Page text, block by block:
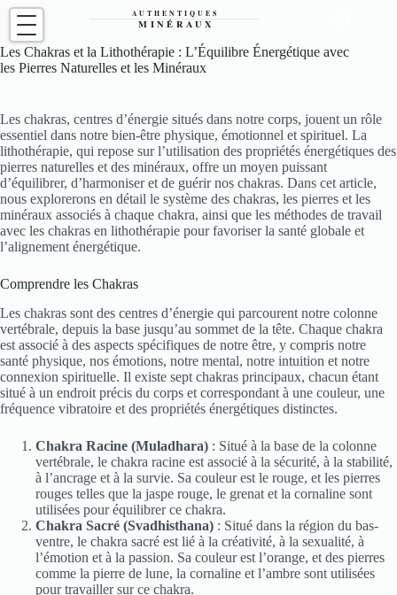
Passer
contenu
Les Chakras et la Lithothérapie : L’Équilibre Énergétique avec
les Pierres Naturelles et les Minéraux
Les chakras, centres d’énergie situés dans notre corps, jouent un rôle
essentiel dans notre bien-être physique, émotionnel et spirituel. La
lithothérapie, qui repose sur l’utilisation des propriétés énergétiques des
pierres naturelles et des minéraux, offre un moyen puissant
d’équilibrer, d’harmoniser et de guérir nos chakras. Dans cet article,
nous explorerons en détail le système des chakras, les pierres et les
minéraux associés à chaque chakra, ainsi que les méthodes de travail
avec les chakras en lithothérapie pour favoriser la santé globale et
l’alignement énergétique.
Comprendre les Chakras
Les chakras sont des centres d’énergie qui parcourent notre colonne
vertébrale, depuis la base jusqu’au sommet de la tête. Chaque chakra
est associé à des aspects spécifiques de notre être, y compris notre
santé physique, nos émotions, notre mental, notre intuition et notre
connexion spirituelle. Il existe sept chakras principaux, chacun étant
situé à un endroit précis du corps et correspondant à une couleur, une
fréquence vibratoire et des propriétés énergétiques distinctes.
Chakra Racine (Muladhara) : Situé à la base de la colonne
vertébrale, le chakra racine est associé à la sécurité, à la stabilité,
à l’ancrage et à la survie. Sa couleur est le rouge, et les pierres
rouges telles que la jaspe rouge, le grenat et la cornaline sont
utilisées pour équilibrer ce chakra.
Chakra Sacré (Svadhisthana) : Situé dans la région du bas-
ventre, le chakra sacré est lié à la créativité, à la sexualité, à
l’émotion et à la passion. Sa couleur est l’orange, et des pierres
comme la pierre de lune, la cornaline et l’ambre sont utilisées
pour travailler sur ce chakra.